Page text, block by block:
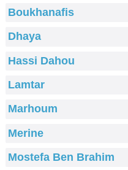
Boukhanafis
Dhaya
Hassi Dahou
Lamtar
Marhoum
Merine
Mostefa Ben Brahim